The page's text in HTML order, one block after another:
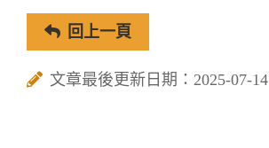
回上一頁
文章最後更新日期：2025-07-14